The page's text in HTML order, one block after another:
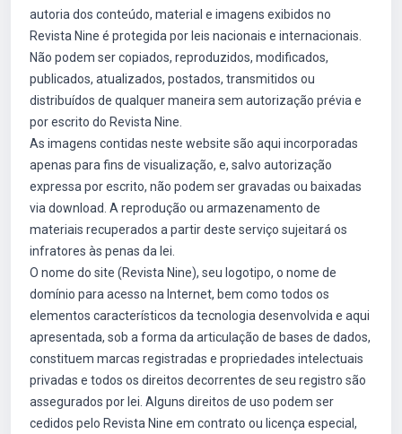
autoria dos conteúdo, material e imagens exibidos no
Revista Nine é protegida por leis nacionais e internacionais.
Não podem ser copiados, reproduzidos, modificados,
publicados, atualizados, postados, transmitidos ou
distribuídos de qualquer maneira sem autorização prévia e
por escrito do Revista Nine.
As imagens contidas neste website são aqui incorporadas
apenas para fins de visualização, e, salvo autorização
expressa por escrito, não podem ser gravadas ou baixadas
via download. A reprodução ou armazenamento de
materiais recuperados a partir deste serviço sujeitará os
infratores às penas da lei.
O nome do site (Revista Nine), seu logotipo, o nome de
domínio para acesso na Internet, bem como todos os
elementos característicos da tecnologia desenvolvida e aqui
apresentada, sob a forma da articulação de bases de dados,
constituem marcas registradas e propriedades intelectuais
privadas e todos os direitos decorrentes de seu registro são
assegurados por lei. Alguns direitos de uso podem ser
cedidos pelo Revista Nine em contrato ou licença especial,